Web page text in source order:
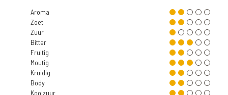
Aroma
Zoet
Zuur
Bitter
Fruitig
Moutig
Kruidig
Body
Koolzuur